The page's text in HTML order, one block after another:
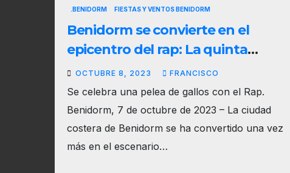
.BENIDORM FIESTAS Y VENTOS BENIDORM
Benidorm se convierte en el
epicentro del rap: La quinta
edición de la Batalla de Gallos
arrasa
OCTUBRE 8, 2023 FRANCISCO
Se celebra una pelea de gallos con el Rap.
Benidorm, 7 de octubre de 2023 – La ciudad
costera de Benidorm se ha convertido una vez
más en el escenario…